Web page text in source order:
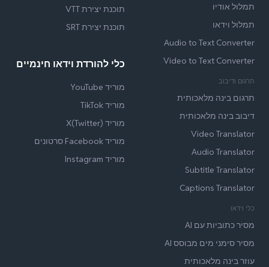
תמלול אודיו
תמלול וידאו
Audio to Text Converter
Video to Text Converter
תרגום ודיבוב
תרגום בינה מלאכותית
דיבוב בינה מלאכותית
Video Translator
Audio Translator
Subtitle Translator
Captions Translator
כלי וידאו
מסיר כתוביות עם AI
מסיר סימני מים מבוסס AI
עוזר בינה מלאכותית
תוכנת יצירת VTT
תוכנת יצירת SRT
כלי להורדת וידאו חינמיים
מוריד YouTube
מוריד TikTok
מוריד X(Twitter)
מוריד Facebook סרטונים
מוריד Instagram